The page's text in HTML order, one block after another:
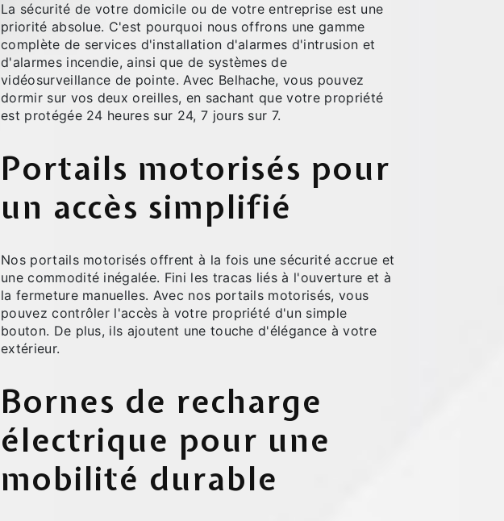
La sécurité de votre domicile ou de votre entreprise est une
priorité absolue. C'est pourquoi nous offrons une gamme
complète de services d'installation d'alarmes d'intrusion et
d'alarmes incendie, ainsi que de systèmes de
vidéosurveillance de pointe. Avec Belhache, vous pouvez
dormir sur vos deux oreilles, en sachant que votre propriété
est protégée 24 heures sur 24, 7 jours sur 7.
Portails motorisés pour
un accès simplifié
Nos portails motorisés offrent à la fois une sécurité accrue et
une commodité inégalée. Fini les tracas liés à l'ouverture et à
la fermeture manuelles. Avec nos portails motorisés, vous
pouvez contrôler l'accès à votre propriété d'un simple
bouton. De plus, ils ajoutent une touche d'élégance à votre
extérieur.
Bornes de recharge
électrique pour une
mobilité durable